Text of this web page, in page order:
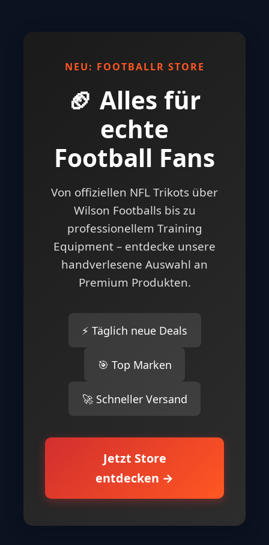
NEU: FOOTBALLR STORE
🏈 Alles für
echte
Football Fans
Von offiziellen NFL Trikots über
Wilson Footballs bis zu
professionellem Training
Equipment – entdecke unsere
handverlesene Auswahl an
Premium Produkten.
⚡ Täglich neue Deals
🎯 Top Marken
🚀 Schneller Versand
Jetzt Store
entdecken →